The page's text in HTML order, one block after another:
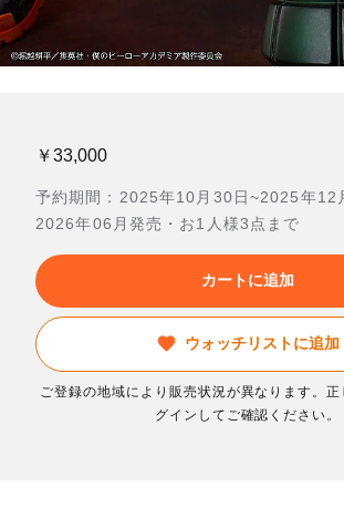
￥33,000
予約期間：2025年10月30日~2025年12
2026年06月発売・お1人様3点まで
カートに追加
ウォッチリストに追加
ご登録の地域により販売状況が異なります。
グインしてご確認ください。